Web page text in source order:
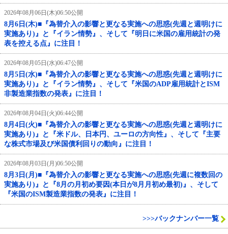
2026年08月06日(木)06:50公開
8月6日(木)■『為替介入の影響と更なる実施への思惑(先週と週明けに
実施あり)』と『イラン情勢』、そして『明日に米国の雇用統計の発
表を控える点』に注目！
2026年08月05日(水)06:47公開
8月5日(水)■『為替介入の影響と更なる実施への思惑(先週と週明けに
実施あり)』と『イラン情勢』、そして『米国のADP雇用統計とISM
非製造業指数の発表』に注目！
2026年08月04日(火)06:44公開
8月4日(火)■『為替介入の影響と更なる実施への思惑(先週と週明けに
実施あり)』と『米ドル、日本円、ユーロの方向性』、そして『主要
な株式市場及び米国債利回りの動向』に注目！
2026年08月03日(月)06:50公開
8月3日(月)■『為替介入の影響と更なる実施への思惑(先週に複数回の
実施あり)』と『8月の月初め要因(本日が8月月初め最初)』、そして
『米国のISM製造業指数の発表』に注目！
>>>バックナンバー一覧